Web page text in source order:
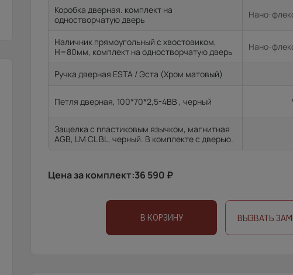
Коробка дверная. комплект на
одностворчатую дверь
Нано-
Наличник прямоугольный с хвостовиком,
H=80мм, комплект на одностворчатую дверь
Нано-
Ручка дверная ESTA / Эста (Хром матовый)
Петля дверная, 100*70*2,5-4ВВ , черный
Защелка с пластиковым язычком, магнитная
AGB, LM CL BL, черный. В комплекте с дверью.
Цена за комплект:36 590 ₽
В КОРЗИНУ ВЫЗВАТЬ